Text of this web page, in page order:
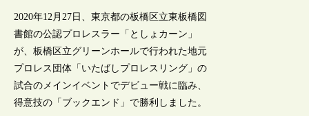
2020年12月27日、東京都の板橋区立東板橋図
書館の公認プロレスラー「としょカーン」
が、板橋区立グリーンホールで行われた地元
プロレス団体「いたばしプロレスリング」の
試合のメインイベントでデビュー戦に臨み、
得意技の「ブックエンド」で勝利しました。